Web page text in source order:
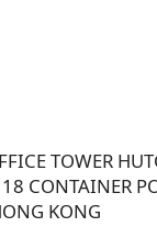
TOWER
CONTAINER
KONG